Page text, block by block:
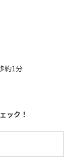
約1分
ック！